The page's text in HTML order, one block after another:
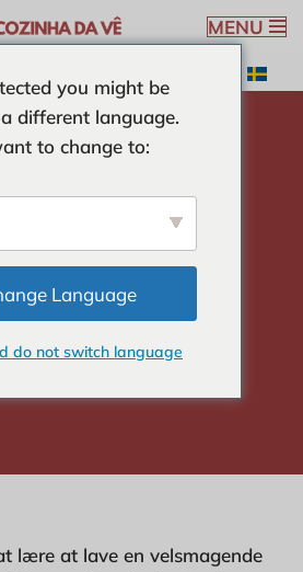
MENU
Ribeiro 6 min read
lære at lave en velsmagende
you might be
different language.
to change to:
Language
do not switch language